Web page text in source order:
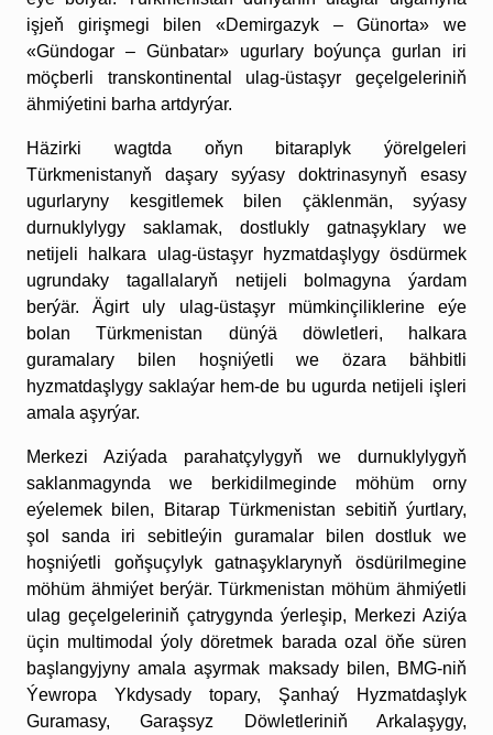
işjeň girişmegi bilen «Demirgazyk – Günorta» we
«Gündogar – Günbatar» ugurlary boýunça gurlan iri
möçberli transkontinental ulag-üstaşyr geçelgeleriniň
ähmiýetini barha artdyrýar.
Häzirki wagtda oňyn bitaraplyk ýörelgeleri
Türkmenistanyň daşary syýasy doktrinasynyň esasy
ugurlaryny kesgitlemek bilen çäklenmän, syýasy
durnuklylygy saklamak, dostlukly gatnaşyklary we
netijeli halkara ulag-üstaşyr hyzmatdaşlygy ösdürmek
ugrundaky tagallalaryň netijeli bolmagyna ýardam
berýär. Ägirt uly ulag-üstaşyr mümkinçiliklerine eýe
bolan Türkmenistan dünýä döwletleri, halkara
guramalary bilen hoşniýetli we özara bähbitli
hyzmatdaşlygy saklaýar hem-de bu ugurda netijeli işleri
amala aşyrýar.
Merkezi Aziýada parahatçylygyň we durnuklylygyň
saklanmagynda we berkidilmeginde möhüm orny
eýelemek bilen, Bitarap Türkmenistan sebitiň ýurtlary,
şol sanda iri sebitleýin guramalar bilen dostluk we
hoşniýetli goňşuçylyk gatnaşyklarynyň ösdürilmegine
möhüm ähmiýet berýär. Türkmenistan möhüm ähmiýetli
ulag geçelgeleriniň çatrygynda ýerleşip, Merkezi Aziýa
üçin multimodal ýoly döretmek barada ozal öňe süren
başlangyjyny amala aşyrmak maksady bilen, BMG-niň
Ýewropa Ykdysady topary, Şanhaý Hyzmatdaşlyk
Guramasy, Garaşsyz Döwletleriniň Arkalaşygy,